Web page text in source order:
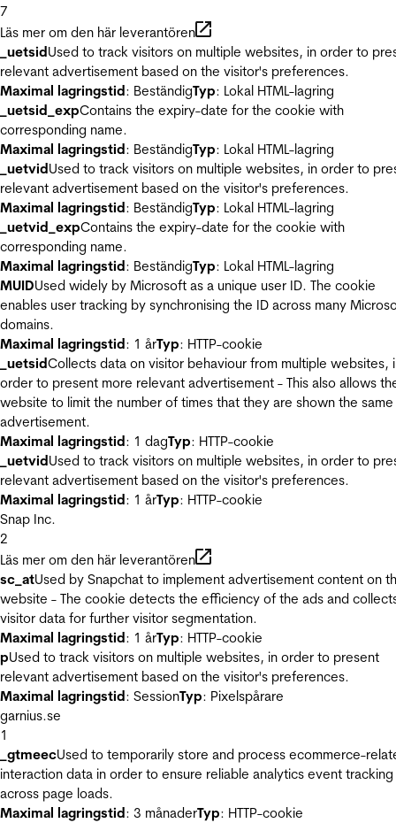
7
Läs mer om den här leverantören
_uetsidUsed to track visitors on multiple websites, in order to
relevant advertisement based on the visitor's preferences.
Maximal lagringstid: BeständigTyp: Lokal HTML-lagring
_uetsid_expContains the expiry-date for the cookie with
corresponding name.
Maximal lagringstid: BeständigTyp: Lokal HTML-lagring
_uetvidUsed to track visitors on multiple websites, in order to
relevant advertisement based on the visitor's preferences.
Maximal lagringstid: BeständigTyp: Lokal HTML-lagring
_uetvid_expContains the expiry-date for the cookie with
corresponding name.
Maximal lagringstid: BeständigTyp: Lokal HTML-lagring
MUIDUsed widely by Microsoft as a unique user ID. The cookie
enables user tracking by synchronising the ID across many
domains.
Maximal lagringstid: 1 årTyp: HTTP-cookie
_uetsidCollects data on visitor behaviour from multiple websites,
order to present more relevant advertisement - This also allows
website to limit the number of times that they are shown the same
advertisement.
Maximal lagringstid: 1 dagTyp: HTTP-cookie
_uetvidUsed to track visitors on multiple websites, in order to
relevant advertisement based on the visitor's preferences.
Maximal lagringstid: 1 årTyp: HTTP-cookie
Snap Inc.
2
Läs mer om den här leverantören
sc_atUsed by Snapchat to implement advertisement content on
website - The cookie detects the efficiency of the ads and
visitor data for further visitor segmentation.
Maximal lagringstid: 1 årTyp: HTTP-cookie
pUsed to track visitors on multiple websites, in order to present
relevant advertisement based on the visitor's preferences.
Maximal lagringstid: SessionTyp: Pixelspårare
garnius.se
1
_gtmeecUsed to temporarily store and process ecommerce-
interaction data in order to ensure reliable analytics event tracking
across page loads.
Maximal lagringstid: 3 månaderTyp: HTTP-cookie